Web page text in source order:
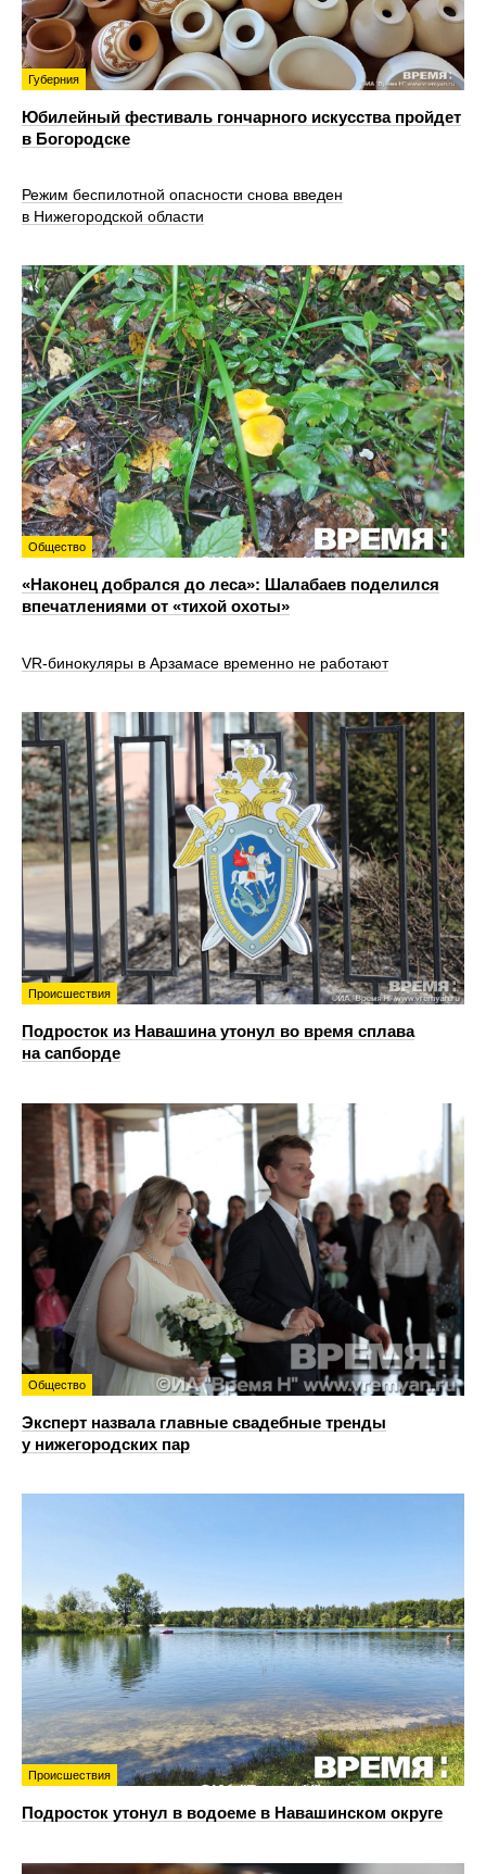
Губерния
Юбилейный фестиваль гончарного искусства пройдет
в Богородске
Режим беспилотной опасности снова введен
в Нижегородской области
Общество
«Наконец добрался до леса»: Шалабаев поделился
впечатлениями от «тихой охоты»
VR‑бинокуляры в Арзамасе временно не работают
Происшествия
Подросток из Навашина утонул во время сплава
на сапборде
Общество
Эксперт назвала главные свадебные тренды
у нижегородских пар
Происшествия
Подросток утонул в водоеме в Навашинском округе